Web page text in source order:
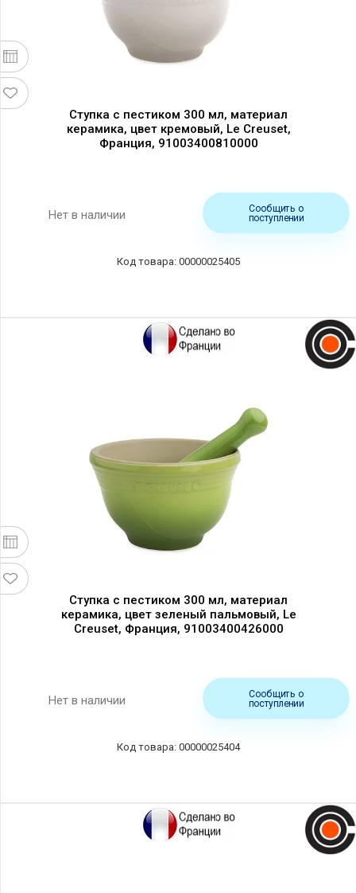
Ступка с пестиком 300 мл, материал
керамика, цвет кремовый, Le Creuset,
Франция, 91003400810000
Нет в наличии
Сообщить о
поступлении
00000025405
Ступка с пестиком 300 мл, материал
керамика, цвет зеленый пальмовый, Le
Creuset, Франция, 91003400426000
Нет в наличии
Сообщить о
поступлении
00000025404